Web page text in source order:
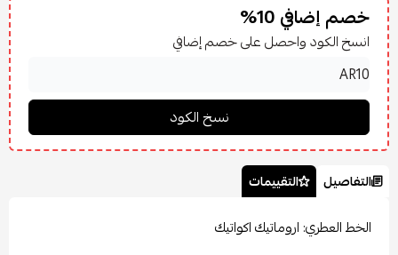
خصم إضافي 10%
انسخ الكود واحصل على خصم إضافي
التفاصيل التقييمات
الخط العطري: اروماتيك اكواتيك